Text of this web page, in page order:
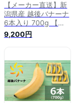
【メーカー直送】新
潟県産 越後バナーナ
6本入り 700g 【バ
ナナ 完熟したら皮ま
で食べられる フルー
シモダファーム 柏崎
産 プレミアム】 お
土産 手土産 プレゼ
ント ギフト 贈り物
内祝 御祝 出産内祝
9,200円